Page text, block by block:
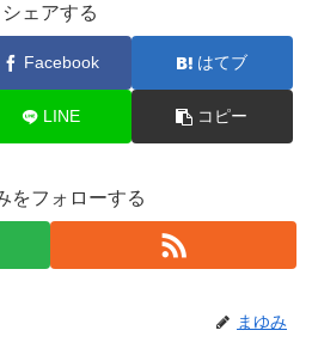
シェアする
Facebook はてブ
LINE コピー
をフォローする
まゆみ